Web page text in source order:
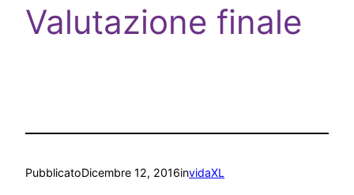
Valutazione finale
PubblicatoDicembre 12, 2016invidaXL